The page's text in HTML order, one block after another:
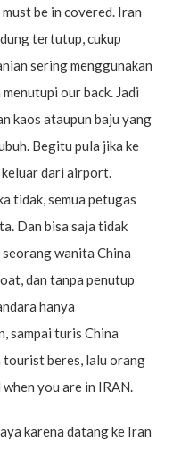
be in covered. Iran
tertutup, cukup
sering menggunakan
our back. Jadi
kaos ataupun baju yang
Begitu pula jika ke
dari airport.
tidak, semua petugas
Dan bisa saja tidak
wanita China
dan tanpa penutup
hanya
sampai turis China
tourist beres, lalu orang
you are in IRAN.
karena datang ke Iran